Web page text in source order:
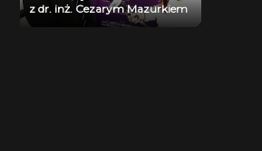
z dr. inż. Cezarym Mazurkiem